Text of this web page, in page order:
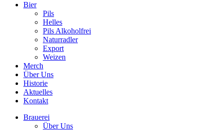
Bier
Pils
Helles
Pils Alkoholfrei
Naturradler
Export
Weizen
Merch
Über Uns
Historie
Aktuelles
Kontakt
Brauerei
Über Uns